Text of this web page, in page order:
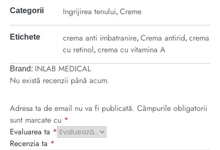
Categorii Ingrijirea tenului, Creme
Etichete crema anti imbatranire, Crema antirid, crema
cu retinol, crema cu vitamina A
Brand: INLAB MEDICAL
Nu există recenzii până acum.
Adresa ta de email nu va fi publicată. Câmpurile obligatorii
sunt marcate cu *
Evaluarea ta *
Recenzia ta *